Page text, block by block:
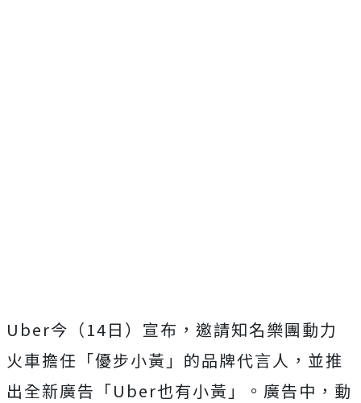
Uber今（14日）宣布，邀請知名樂團動力
火車擔任「優步小黃」的品牌代言人，並推
出全新廣告「Uber也有小黃」。廣告中，動